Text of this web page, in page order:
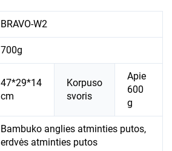
BRAVO-W2
700g
47*29*14
cm
Korpuso
svoris
Apie
600
g
Bambuko anglies atminties putos,
erdvės atminties putos